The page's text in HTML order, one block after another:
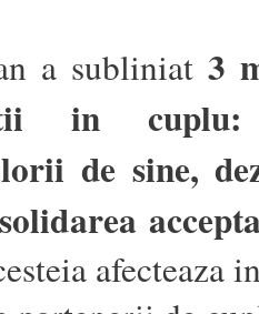
a subliniat3
in cuplu:
de sine,
afecteaza